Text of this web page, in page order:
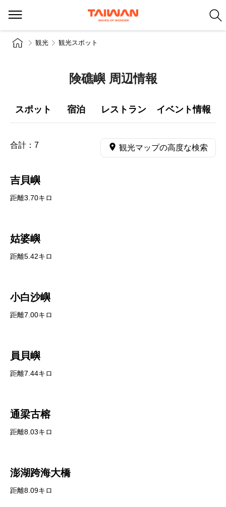
観光 観光スポット
険礁嶼 周辺情報
スポット 宿泊 レストラン イベント情報
合計： 7 観光マップの高度な検索
吉貝嶼
距離3.70キロ
姑婆嶼
距離5.42キロ
小白沙嶼
距離7.00キロ
員貝嶼
距離7.44キロ
通梁古榕
距離8.03キロ
澎湖跨海大橋
距離8.09キロ